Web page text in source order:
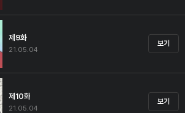
제9화
21.05.04
보기
제10화
21.05.04
보기